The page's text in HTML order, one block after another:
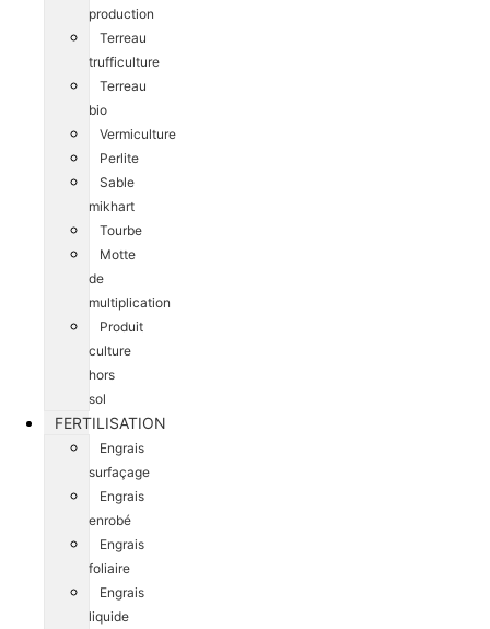
production
Terreau
trufficulture
Terreau
bio
Vermiculture
Perlite
Sable
mikhart
Tourbe
Motte
de
multiplication
Produit
culture
hors
sol
FERTILISATION
Engrais
surfaçage
Engrais
enrobé
Engrais
foliaire
Engrais
liquide